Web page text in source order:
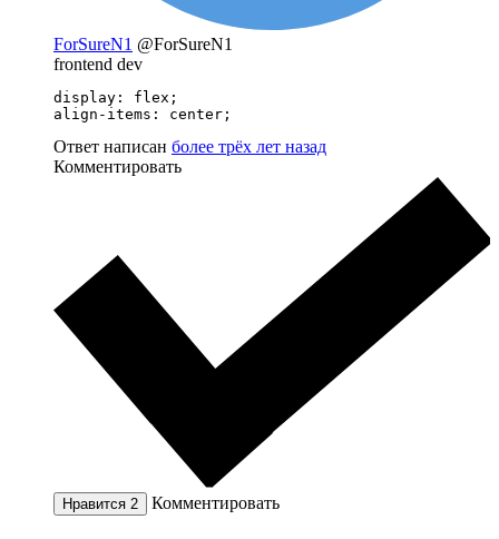
ForSureN1 @ForSureN1
frontend dev
display: flex;
align-items: center;
Ответ написан более трёх лет назад
Комментировать
Нравится 2 Комментировать